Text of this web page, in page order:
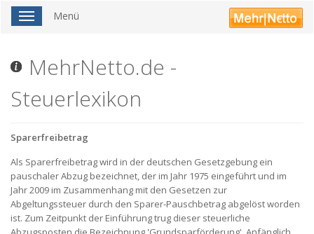
ToggleMenü
MehrNetto.de -
Steuerlexikon
Sparerfreibetrag
Als Sparerfreibetrag wird in der deutschen Gesetzgebung ein
pauschaler Abzug bezeichnet, der im Jahr 1975 eingeführt und im
Jahr 2009 im Zusammenhang mit den Gesetzen zur
Abgeltungssteuer durch den Sparer-Pauschbetrag abgelöst worden
ist. Zum Zeitpunkt der Einführung trug dieser steuerliche